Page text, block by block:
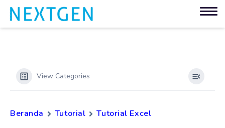
View Categories
Beranda Tutorial Tutorial Excel